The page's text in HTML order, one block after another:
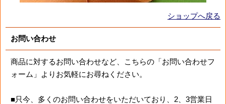
ショップへ戻る
お問い合わせ
商品に対するお問い合わせなど、こちらの「お問い合わせフ
ォーム」よりお気軽にお尋ねください。
■只今、多くのお問い合わせをいただいており、2、3営業日